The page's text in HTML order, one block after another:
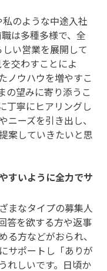
のような中途入社
は多種多様で、全
い営業を展開して
交わすことによ
ノウハウを増やすこ
の望みに寄り添うこ
丁寧にヒアリングし
ニーズを引き出し、
案していきたいと思
すいように全力でサ
まなタイプの募集人
答を欲する方や返事
る方などがおられ、
サポートし「ありが
れしいです。日頃か